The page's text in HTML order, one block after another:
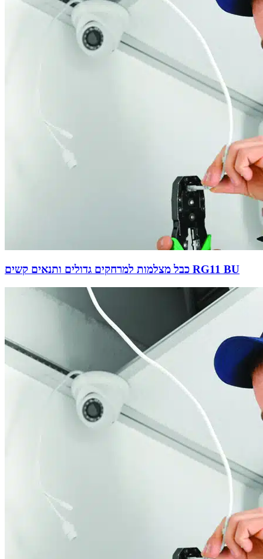
כבל מצלמות למרחקים גדולים ותנאים קשים RG11 BU